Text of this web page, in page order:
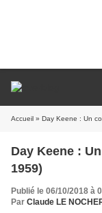
Accueil » Day Keene : Un
Day Keene :
1959)
Publié le 06/10/2018 à
Par Claude LE